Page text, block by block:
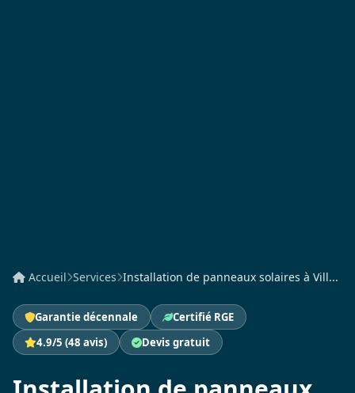
Accueil Services Installation de panneaux solaires à Vill...
Garantie décennale
Certifié RGE
4.9/5 (48 avis)
Devis gratuit